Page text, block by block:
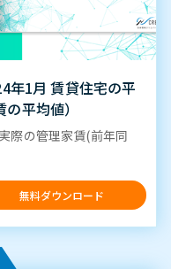
年1月 賃貸住宅の平
平均値）
際の管理家賃(前年同
無料ダウンロード